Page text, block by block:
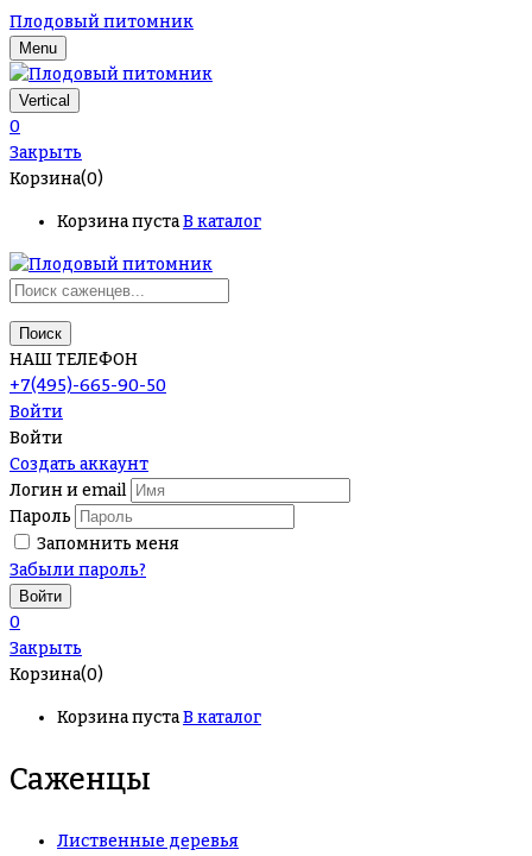
Плодовый питомник
Menu
Vertical
0
Закрыть
Корзина(0)
Корзина пустаВ каталог
Поиск
НАШ ТЕЛЕФОН
+7(495)-665-90-50
Войти
Войти
Создать аккаунт
Логин и email
Пароль
Запомнить меня
Забыли пароль?
0
Закрыть
Корзина(0)
Корзина пустаВ каталог
Саженцы
Лиственные деревья